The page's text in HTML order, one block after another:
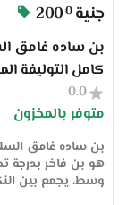
2000 جنية
بن ساده غامق
كامل التوليفة
200 جرام جملة
المصنع عبر سوق
0.0
متوفر بالمخزون
بن ساده غامق
هو بن فاخر بدرجة
وسط، يجمع بين